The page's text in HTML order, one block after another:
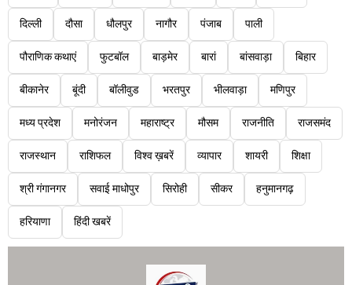
दिल्ली दौसा धौलपुर नागौर पंजाब पाली
पौराणिक कथाएं फुटबॉल बाड़मेर बारां बांसवाड़ा बिहार
बीकानेर बूंदी बॉलीवुड भरतपुर भीलवाड़ा मणिपुर
मध्य प्रदेश मनोरंजन महाराष्ट्र मौसम राजनीति राजसमंद
राजस्थान राशिफल विश्व ख़बरें व्यापार शायरी शिक्षा
श्री गंगानगर सवाई माधोपुर सिरोही सीकर हनुमानगढ़
हरियाणा हिंदी खबरें